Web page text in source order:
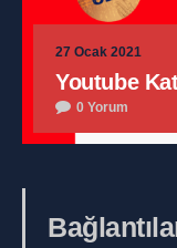
27 Ocak 2021
Youtube
0 Yorum